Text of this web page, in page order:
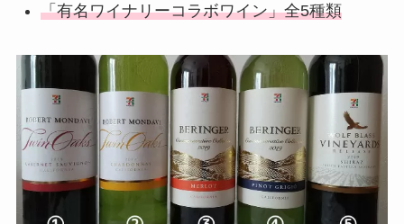
「有名ワイナリーコラボワイン」全5種類